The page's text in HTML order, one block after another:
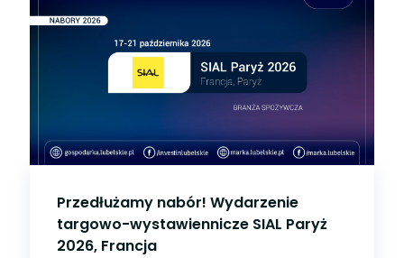
Przedłużamy nabór! Wydarzenie
targowo-wystawiennicze SIAL Paryż
2026, Francja